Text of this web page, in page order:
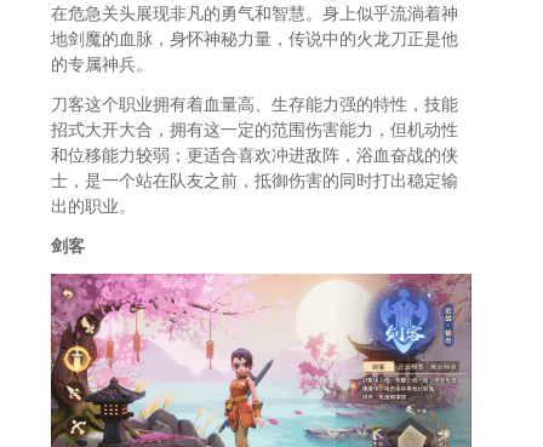
在危急关头展现非凡的勇气和智慧。身上似乎流淌着神
地剑魔的血脉，身怀神秘力量，传说中的火龙刀正是他
的专属神兵。
刀客这个职业拥有着血量高、生存能力强的特性，技能
招式大开大合，拥有这一定的范围伤害能力，但机动性
和位移能力较弱；更适合喜欢冲进敌阵，浴血奋战的侠
士，是一个站在队友之前，抵御伤害的同时打出稳定输
出的职业。
剑客